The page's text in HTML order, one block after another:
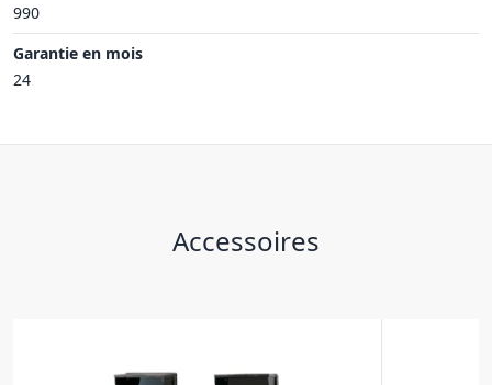
990
Garantie en mois
24
Accessoires